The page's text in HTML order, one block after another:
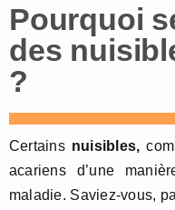
Pourquoi
des
?
Certains nuisibles,
acariens d’une
maladie. Saviez-vous,